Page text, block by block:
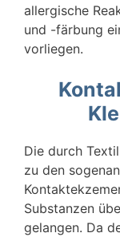
allergische
und -färbung
vorliegen.
Die durch
zu den
Substanzen
gelangen. Da